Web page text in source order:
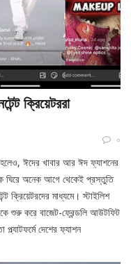
ক্রিয়েটররা
০
ঈদের খাবার আর ঈদ ফ্যাশনের
ঘিরে অনেক আগে থেকেই প্রস্তুতি
ক্রিয়েটরদের মাধ্যমে। স্টাইলিশ
শুরু করে বাজেট-ফ্রেন্ডলি আউটফিট
দেশের ফ্যাশন